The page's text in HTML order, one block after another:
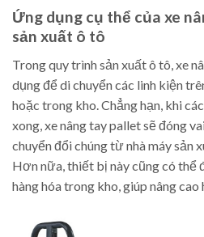
Ứng dụng cụ thể của xe
sản xuất ô tô
Trong quy trình sản xuất ô tô, xe
dụng để di chuyển các linh kiện
hoặc trong kho. Chẳng hạn, khi
xong, xe nâng tay pallet sẽ đóng
chuyển đổi chúng từ nhà máy sản
Hơn nữa, thiết bị này cũng có thể
hàng hóa trong kho, giúp nâng